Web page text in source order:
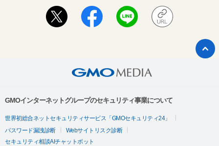
GMOインターネットグループのセキュリティ事業について
世界初総合ネットセキュリティサービス「GMOセキュリティ24」
パスワード漏洩診断
Webサイトリスク診断
セキュリティ相談AIチャットボット